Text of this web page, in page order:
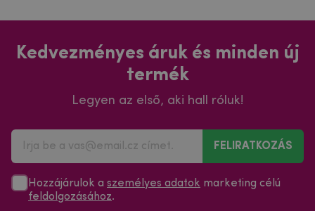
termék
Legyen az első, aki hall róluk!
FELIRATKOZÁS
Hozzájárulok aszemélyes adatokmarketing célú
feldolgozásához.